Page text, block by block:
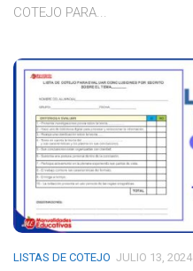
COTEJO PARA...
LISTAS DE COTEJO JULIO 13, 2024